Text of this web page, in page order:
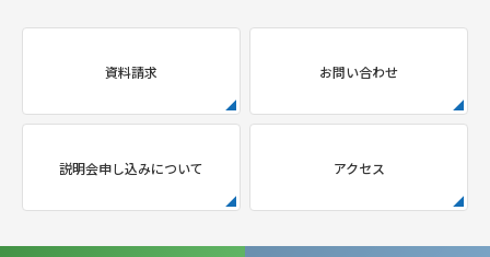
資料請求 お問い合わせ
説明会申し込みについて アクセス